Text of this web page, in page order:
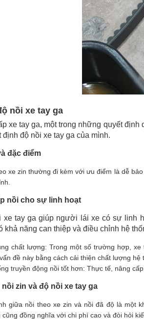
nồi xe tay ga
xe tay ga, một trong những quyết
định độ nồi xe tay ga của mình.
đặc điểm
xe zin thường đi kèm với ưu điểm là dễ
nồi cho sự linh hoạt
xe tay ga giúp người lái xe có sự linh
khả năng can thiệp và điều chỉnh hệ
chất lượng: Trong một số trường hợp,
đề này bằng cách cải thiện chất lượng
truyền động nồi tốt hơn: Thực tế, nâng
nồi zin và độ nồi xe tay ga
giữa nồi theo xe zin và nồi đã độ là một
cũng đồng nghĩa với chi phí cao và đòi hỏi